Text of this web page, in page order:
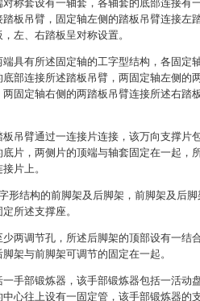
称套设有一轴套，各轴套的底部连接有
板吊臂，固定轴左侧的踏板吊臂连接左
左、右踏板呈对称设置。
具有所述固定轴的工字型结构，各固定
部连接所述踏板吊臂，两固定轴左侧的
固定轴右侧的两踏板吊臂连接所述右踏
吊臂通过一连接片连接，该万向支撑片
片，两侧片的顶端与轴套固定在一起，
片上。
形结构的前脚架及后脚架，前脚架及后脚
所述支撑座。
两调节孔，所述后脚架的顶部设有一结
架与前脚架可调节的固定在一起。
手部锻炼器，该手部锻炼器包括一活动
心往上设有一固定管，该手部锻炼器的